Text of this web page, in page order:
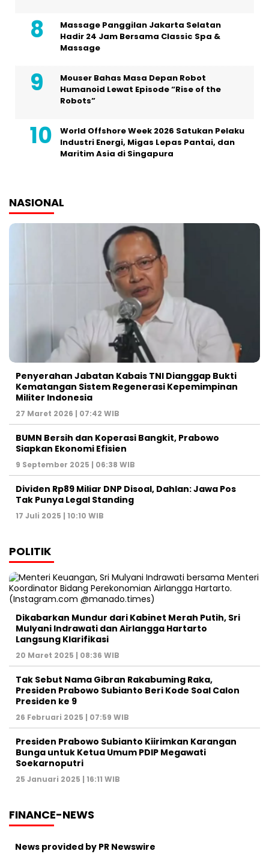
Massage Panggilan Jakarta Selatan
Hadir 24 Jam Bersama Classic Spa &
Massage
Mouser Bahas Masa Depan Robot
Humanoid Lewat Episode “Rise of the
Robots”
World Offshore Week 2026 Satukan Pelaku
Industri Energi, Migas Lepas Pantai, dan
Maritim Asia di Singapura
NASIONAL
Penyerahan Jabatan Kabais TNI Dianggap Bukti
Kematangan Sistem Regenerasi Kepemimpinan
Militer Indonesia
27 Maret 2026 | 07:42 WIB
BUMN Bersih dan Koperasi Bangkit, Prabowo
Siapkan Ekonomi Efisien
9 September 2025 | 06:38 WIB
Dividen Rp89 Miliar DNP Disoal, Dahlan: Jawa Pos
Tak Punya Legal Standing
17 Juli 2025 | 10:10 WIB
POLITIK
Dikabarkan Mundur dari Kabinet Merah Putih, Sri
Mulyani Indrawati dan Airlangga Hartarto
Langsung Klarifikasi
20 Maret 2025 | 08:36 WIB
Tak Sebut Nama Gibran Rakabuming Raka,
Presiden Prabowo Subianto Beri Kode Soal Calon
Presiden ke 9
26 Februari 2025 | 07:59 WIB
Presiden Prabowo Subianto Kiirimkan Karangan
Bunga untuk Ketua Umum PDIP Megawati
Soekarnoputri
25 Januari 2025 | 16:11 WIB
FINANCE-NEWS
News provided by PR Newswire